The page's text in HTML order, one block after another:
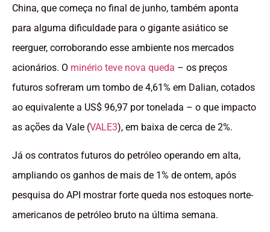
China, que começa no final de junho, também aponta
para alguma dificuldade para o gigante asiático se
reerguer, corroborando esse ambiente nos mercados
acionários. O minério teve nova queda – os preços
futuros sofreram um tombo de 4,61% em Dalian, cotados
ao equivalente a US$ 96,97 por tonelada – o que impacto
as ações da Vale (VALE3), em baixa de cerca de 2%.
Já os contratos futuros do petróleo operando em alta,
ampliando os ganhos de mais de 1% de ontem, após
pesquisa do API mostrar forte queda nos estoques norte-
americanos de petróleo bruto na última semana.